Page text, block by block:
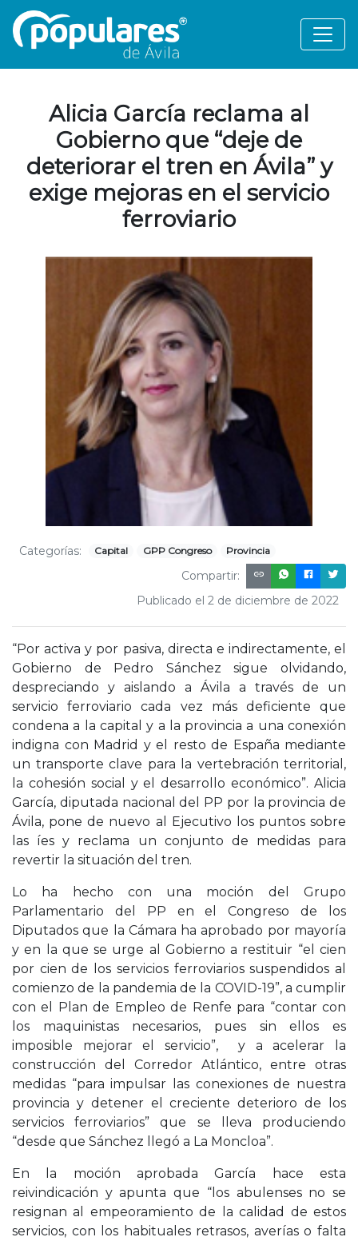
Alicia García reclama al
Gobierno que “deje de
deteriorar el tren en Ávila” y
exige mejoras en el servicio
ferroviario
Categorías: Capital GPP Congreso Provincia
Compartir:
Publicado el 2 de diciembre de 2022
“Por activa y por pasiva, directa e indirectamente, el
Gobierno de Pedro Sánchez sigue olvidando,
despreciando y aislando a Ávila a través de un
servicio ferroviario cada vez más deficiente que
condena a la capital y a la provincia a una conexión
indigna con Madrid y el resto de España mediante
un transporte clave para la vertebración territorial,
la cohesión social y el desarrollo económico”. Alicia
García, diputada nacional del PP por la provincia de
Ávila, pone de nuevo al Ejecutivo los puntos sobre
las íes y reclama un conjunto de medidas para
revertir la situación del tren.
Lo ha hecho con una moción del Grupo
Parlamentario del PP en el Congreso de los
Diputados que la Cámara ha aprobado por mayoría
y en la que se urge al Gobierno a restituir “el cien
por cien de los servicios ferroviarios suspendidos al
comienzo de la pandemia de la COVID-19”, a cumplir
con el Plan de Empleo de Renfe para “contar con
los maquinistas necesarios, pues sin ellos es
imposible mejorar el servicio”, y a acelerar la
construcción del Corredor Atlántico, entre otras
medidas “para impulsar las conexiones de nuestra
provincia y detener el creciente deterioro de los
servicios ferroviarios” que se lleva produciendo
“desde que Sánchez llegó a La Moncloa”.
En la moción aprobada García hace esta
reivindicación y apunta que “los abulenses no se
resignan al empeoramiento de la calidad de estos
servicios, con los habituales retrasos, averías o falta